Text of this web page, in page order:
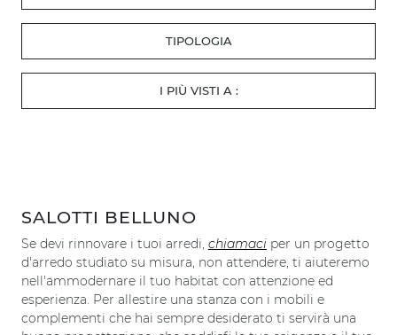
TIPOLOGIA
I PIÙ VISTI A :
SALOTTI BELLUNO
Se devi rinnovare i tuoi arredi, chiamaci per un progetto
d'arredo studiato su misura, non attendere, ti aiuteremo
nell'ammodernare il tuo habitat con attenzione ed
esperienza. Per allestire una stanza con i mobili e
complementi che hai sempre desiderato ti servirà una